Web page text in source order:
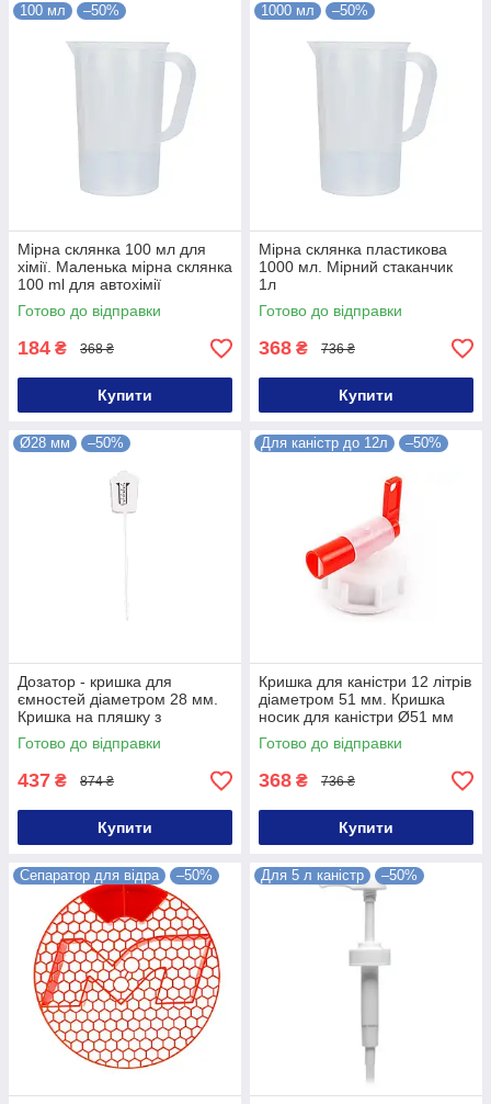
100 мл –50%
Мірна склянка 100 мл для
хімії. Маленька мірна склянка
100 ml для автохімії
Готово до відправки
184 ₴ 368 ₴
Купити
1000 мл –50%
Мірна склянка пластикова
1000 мл. Мірний стаканчик
1л
Готово до відправки
368 ₴ 736 ₴
Купити
Ø28 мм –50%
Дозатор - кришка для
ємностей діаметром 28 мм.
Кришка на пляшку з
дозатором для пляшок Ø28
мм
Готово до відправки
437 ₴ 874 ₴
Купити
Для каністр до 12л –50%
Кришка для каністри 12 літрів
діаметром 51 мм. Кришка
носик для каністри Ø51 мм
Готово до відправки
368 ₴ 736 ₴
Купити
Сепаратор для відра –50% Для 5 л каністр –50%